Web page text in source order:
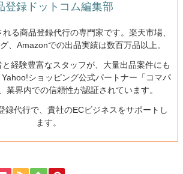
登録ドットコム編集部
る商品登録代行の専門家です。楽天市場、
、Amazonでの出品実績は数百万品以上。
経験豊富なスタッフが、大量出品案件にも
ショッピング公式パートナー「コマパ
業界内での信頼性が認証されています。
録代行で、貴社のECビジネスをサポートし
ます。